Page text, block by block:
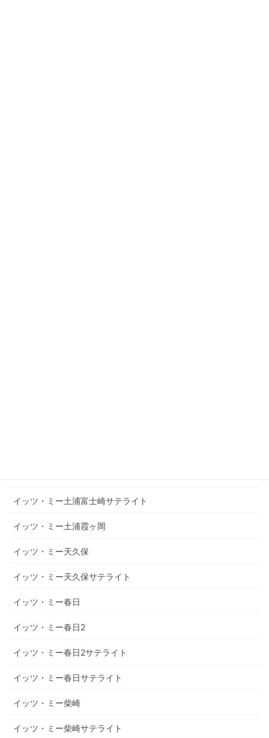
イッツ・ミー土浦富士崎サテライト
イッツ・ミー土浦霞ヶ岡
イッツ・ミー天久保
イッツ・ミー天久保サテライト
イッツ・ミー春日
イッツ・ミー春日2
イッツ・ミー春日2サテライト
イッツ・ミー春日サテライト
イッツ・ミー柴崎
イッツ・ミー柴崎サテライト